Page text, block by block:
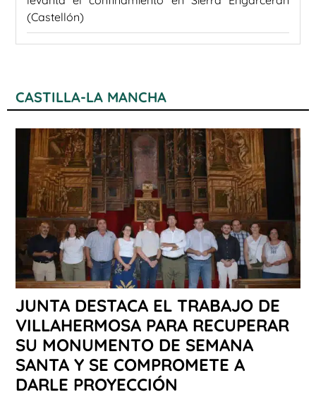
(Castellón)
CASTILLA-LA MANCHA
JUNTA DESTACA EL TRABAJO DE
VILLAHERMOSA PARA RECUPERAR
SU MONUMENTO DE SEMANA
SANTA Y SE COMPROMETE A
DARLE PROYECCIÓN